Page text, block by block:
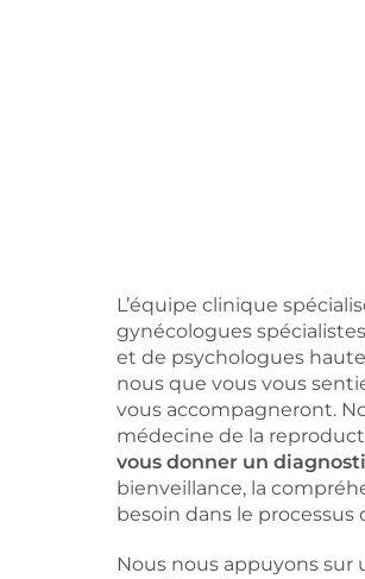
L’équipe clinique
gynécologues
et de psychologues
nous que vous vous
vous accompagneront.
médecine de la
vous donner un
bienveillance, la
besoin dans le processus
Nous nous appuyons sur